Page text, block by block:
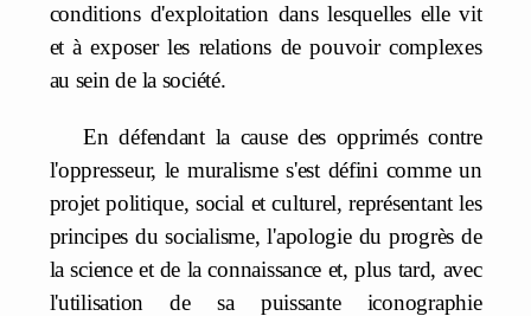
conditions d'exploitation dans lesquelles elle vit
et à exposer les relations de pouvoir complexes
au sein de la société.
En défendant la cause des opprimés contre
l'oppresseur, le muralisme s'est défini comme un
projet politique, social et culturel, représentant les
principes du socialisme, l'apologie du progrès de
la science et de la connaissance et, plus tard, avec
l'utilisation de sa puissante iconographie